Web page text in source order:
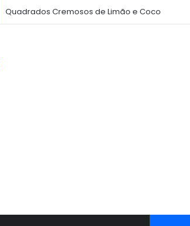
Quadrados Cremosos de Limão e Coco